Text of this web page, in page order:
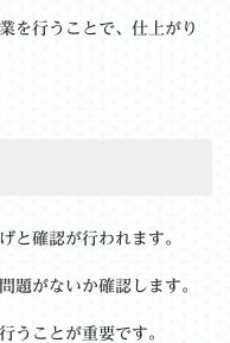
を行うことで、仕上がり
と確認が行われます。
題がないか確認します。
うことが重要です。